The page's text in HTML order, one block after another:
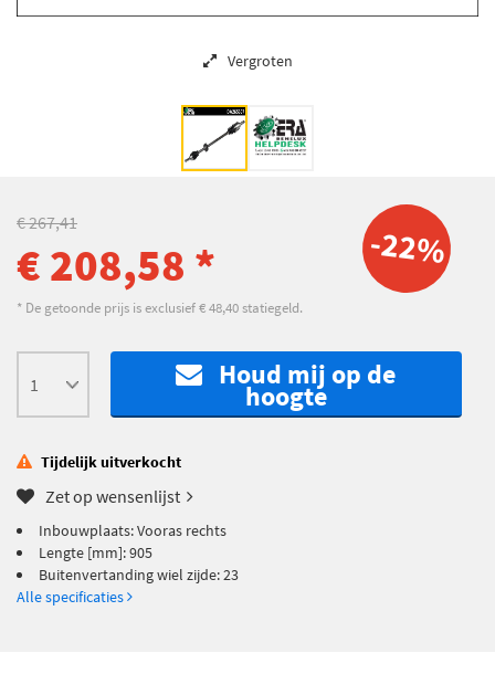
Vergroten
-22%
€ 267,41
€ 208,58 *
* De getoonde prijs is exclusief € 48,40 statiegeld.
Houd mij op de
hoogte
Tijdelijk uitverkocht
Zet op wensenlijst
Inbouwplaats: Vooras rechts
Lengte [mm]: 905
Buitenvertanding wiel zijde: 23
Alle specificaties